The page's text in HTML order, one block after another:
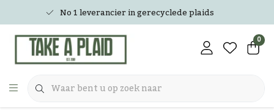
No 1 leverancier in gerecyclede plaids
0